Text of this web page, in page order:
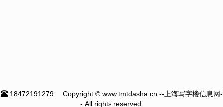
18472191279
Copyright © www.tmtdasha.cn --上海写字楼信息网-
- All rights reserved.